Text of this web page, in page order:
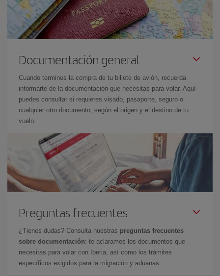
Documentación general
Cuando termines la compra de tu billete de avión, recuerda
informarte de la documentación que necesitas para volar. Aquí
puedes consultar si requieres visado, pasaporte, seguro o
cualquier otro documento, según el origen y el destino de tu
vuelo.
Preguntas frecuentes
¿Tienes dudas? Consulta nuestras preguntas frecuentes
sobre documentación: te aclaramos los documentos que
necesitas para volar con Iberia, así como los trámites
específicos exigidos para la migración y aduanas.